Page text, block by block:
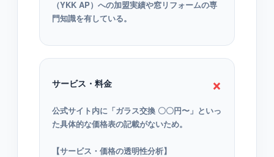
（YKK AP）への加盟実績や窓リフォームの専
門知識を有している。
サービス・料金 ×
公式サイト内に「ガラス交換 〇〇円〜」といっ
た具体的な価格表の記載がないため。
【サービス・価格の透明性分析】